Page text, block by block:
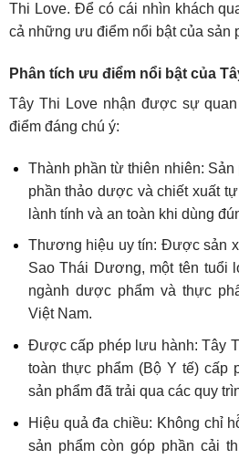
Thi Love. Để có cái nhìn khách
cả những ưu điểm nổi bật của sản
Phân tích ưu điểm nổi bật của
Tây Thi Love nhận được sự
điểm đáng chú ý:
Thành phần từ thiên nhiên:
phần thảo dược và chiết xuất
lành tính và an toàn khi dùng
Thương hiệu uy tín: Được sản
Sao Thái Dương, một tên tuổi
ngành dược phẩm và thực
Việt Nam.
Được cấp phép lưu hành: Tây
toàn thực phẩm (Bộ Y tế) cấp
sản phẩm đã trải qua các quy
Hiệu quả đa chiều: Không chỉ
sản phẩm còn góp phần cải